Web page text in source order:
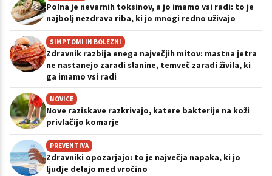
Polna je nevarnih toksinov, a jo imamo vsi radi: to je
najbolj nezdrava riba, ki jo mnogi redno uživajo
SIMPTOMI IN BOLEZNI
Zdravnik razbija enega največjih mitov: mastna jetra
ne nastanejo zaradi slanine, temveč zaradi živila, ki
ga imamo vsi radi
NOVICE
Nove raziskave razkrivajo, katere bakterije na koži
privlačijo komarje
PREVENTIVA
Zdravniki opozarjajo: to je največja napaka, ki jo
ljudje delajo med vročino